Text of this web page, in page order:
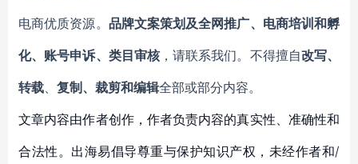
电商优质资源。 品牌文案策划及全网推广、电商培训和孵
化、账号申诉、类目审核，请联系我们。不得擅自改写、
转载、 复制、裁剪和编辑全部或部分内容。
文章内容由作者创作，作者负责内容的真实性、准确性和
合法性。出海易倡导尊重与保护知识产权，未经作者和/